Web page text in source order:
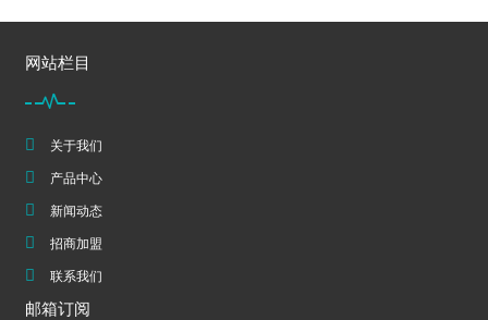
网站栏目
关于我们
产品中心
新闻动态
招商加盟
联系我们
邮箱订阅